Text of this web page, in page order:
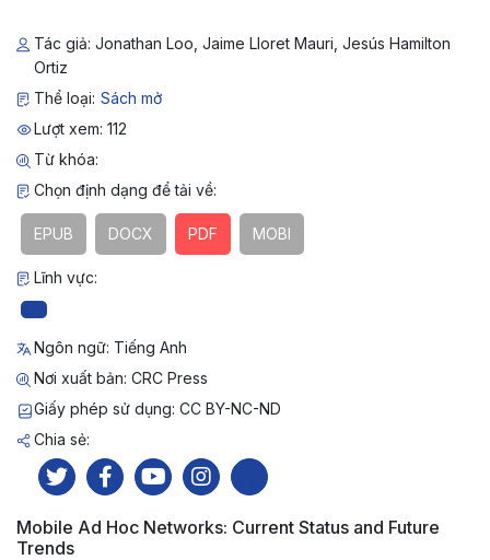
Tác giả: Jonathan Loo, Jaime Lloret Mauri, Jesús Hamilton
Ortiz
Thể loại: Sách mở
Lượt xem: 112
Từ khóa:
Chọn định dạng để tải về:
EPUB DOCX PDF MOBI
Lĩnh vực:
Ngôn ngữ: Tiếng Anh
Nơi xuất bản: CRC Press
Giấy phép sử dụng: CC BY-NC-ND
Chia sẻ:
Mobile Ad Hoc Networks: Current Status and Future
Trends